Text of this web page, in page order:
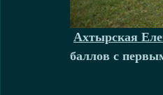
Ахтырская
баллов с